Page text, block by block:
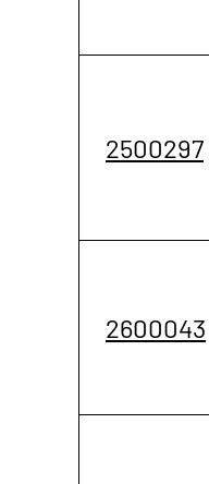
2500297
2600043